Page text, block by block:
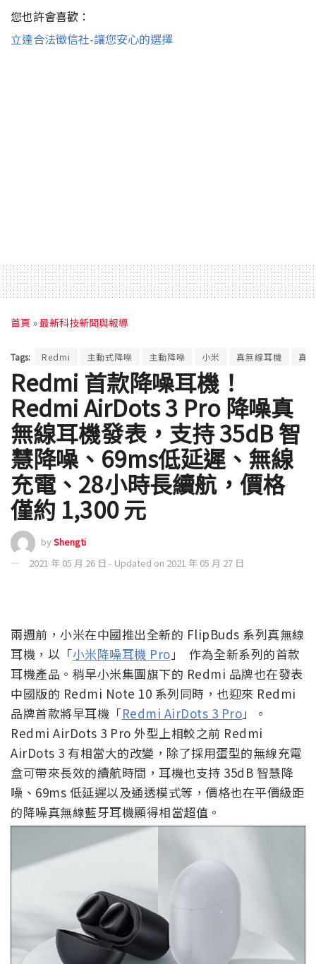
您也許會喜歡：
立達合法徵信社-讓您安心的選擇
首頁 »最新科技新聞與報導
Tags: Redmi 主動式降噪 主動降噪 小米 真無線耳機 真
Redmi 首款降噪耳機！
Redmi AirDots 3 Pro 降噪真
無線耳機發表，支持 35dB 智
慧降噪、69ms低延遲、無線
充電、28小時長續航，價格
僅約 1,300 元
byShengti
2021 年 05 月 26 日 - Updated on 2021 年 05 月 27 日
兩週前，小米在中國推出全新的 FlipBuds 系列真無線
耳機，以「小米降噪耳機 Pro 」 作為全新系列的首款
耳機產品。稍早小米集團旗下的 Redmi 品牌也在發表
中國版的 Redmi Note 10 系列同時，也迎來 Redmi
品牌首款將早耳機「Redmi AirDots 3 Pro」。
Redmi AirDots 3 Pro 外型上相較之前 Redmi
AirDots 3 有相當大的改變，除了採用蛋型的無線充電
盒可帶來長效的續航時間，耳機也支持 35dB 智慧降
噪、69ms 低延遲以及通透模式等，價格也在平價級距
的降噪真無線藍牙耳機顯得相當超值。